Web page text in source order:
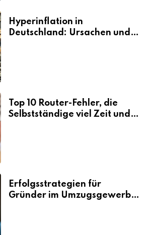
Hyperinflation in
Deutschland: Ursachen und
Top 10 Router-Fehler, die
Selbstständige viel Zeit und
Erfolgsstrategien für
Gründer im Umzugsgewerbe